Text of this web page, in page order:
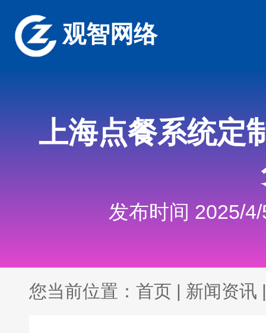
观智网络
上海点餐系统定
发布时间 2025/
您当前位置： 首页 | 新闻资讯 |